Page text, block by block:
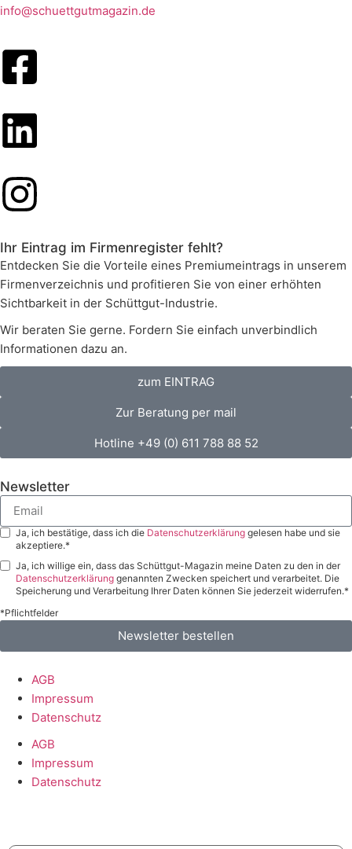
info@schuettgutmagazin.de
Ihr Eintrag im Firmenregister fehlt?
Entdecken Sie die Vorteile eines Premiumeintrags in unserem
Firmenverzeichnis und profitieren Sie von einer erhöhten
Sichtbarkeit in der Schüttgut-Industrie.
Wir beraten Sie gerne. Fordern Sie einfach unverbindlich
Informationen dazu an.
zum EINTRAG
Zur Beratung per mail
Hotline +49 (0) 611 788 88 52
Newsletter
Ja, ich bestätige, dass ich die Datenschutzerklärung gelesen habe und sie
akzeptiere.*
Ja, ich willige ein, dass das Schüttgut-Magazin meine Daten zu den in der
Datenschutzerklärung genannten Zwecken speichert und verarbeitet. Die
Speicherung und Verarbeitung Ihrer Daten können Sie jederzeit widerrufen.*
*Pflichtfelder
Newsletter bestellen
AGB
Impressum
Datenschutz
AGB
Impressum
Datenschutz